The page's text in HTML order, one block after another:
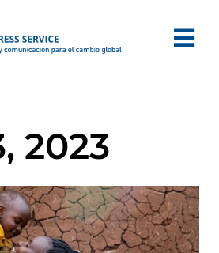
2023